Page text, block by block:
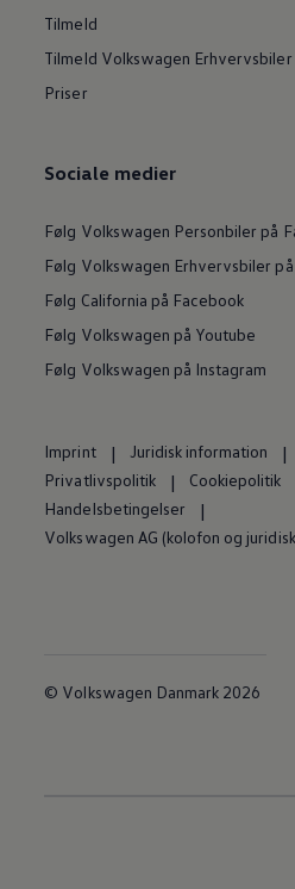
Tilmeld
Tilmeld Volkswagen
Priser
Sociale medier
Følg Volkswagen Personbiler på
Følg Volkswagen Erhvervsbiler
Følg California på Facebook
Følg Volkswagen på Youtube
Følg Volkswagen på Instagram
Imprint Juridisk information
Privatlivspolitik
Cookiepolitik
Handelsbetingelser
Volkswagen AG (kolofon og
© Volkswagen Danmark 2026